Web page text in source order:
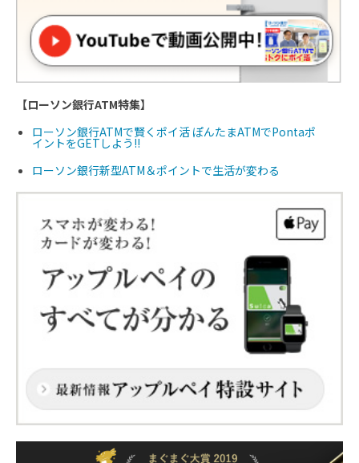
【ローソン銀行ATM特集】
ローソン銀行ATMで賢くポイ活 ぽんたまATMでPontaポ
イントをGETしよう!!
ローソン銀行新型ATM＆ポイントで生活が変わる